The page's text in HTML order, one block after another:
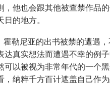
，他也会跟其他被查禁作品的
的地方。
霍勒尼亚的出书被禁的遭遇
达真实想法而遭遇不幸的例
可以被视为非常年代的一个
，纳粹千方百计遮盖自己作